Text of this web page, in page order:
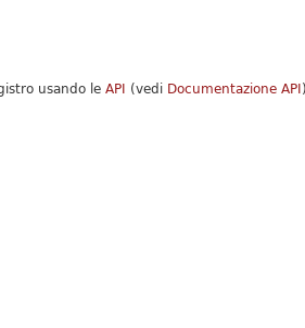
usando le API (vedi Documentazione API